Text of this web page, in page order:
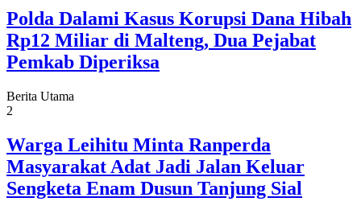
Polda Dalami Kasus Korupsi Dana Hibah
Rp12 Miliar di Malteng, Dua Pejabat
Pemkab Diperiksa
Berita Utama
2
Warga Leihitu Minta Ranperda
Masyarakat Adat Jadi Jalan Keluar
Sengketa Enam Dusun Tanjung Sial